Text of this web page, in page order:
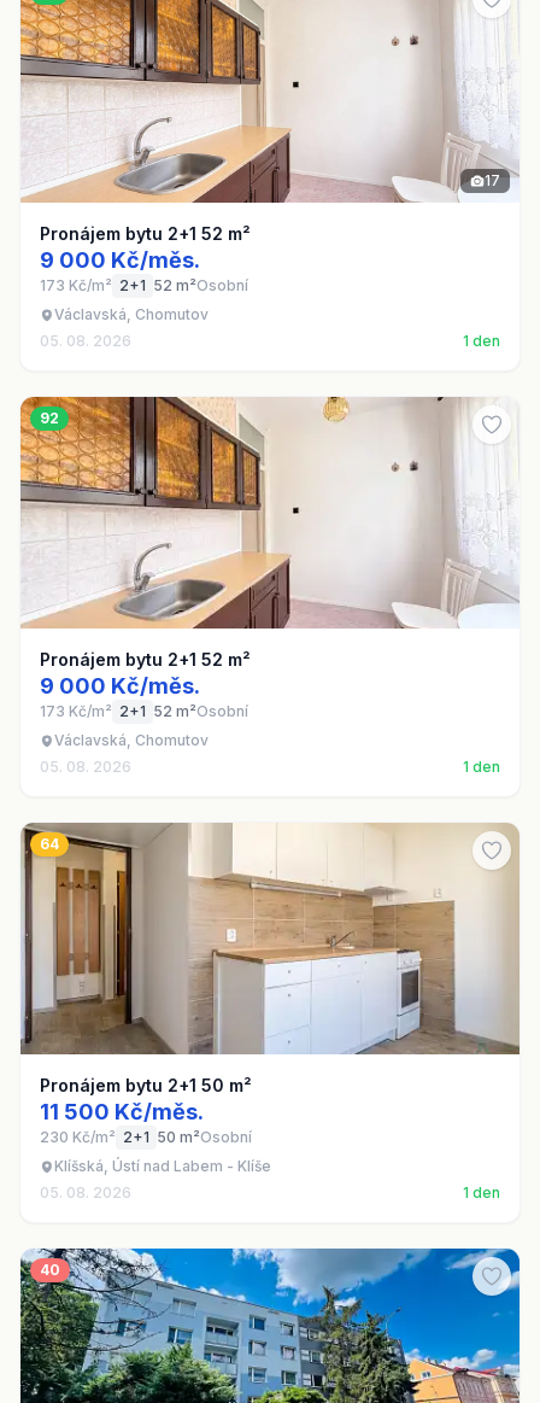
17
Pronájem bytu 2+1 52 m²
9 000 Kč/měs.
173 Kč/m² 2+1 52 m²Osobní
Václavská, Chomutov
05. 08. 2026
1 den
92
Pronájem bytu 2+1 52 m²
9 000 Kč/měs.
173 Kč/m² 2+1 52 m²Osobní
Václavská, Chomutov
05. 08. 2026
1 den
64
Pronájem bytu 2+1 50 m²
11 500 Kč/měs.
230 Kč/m² 2+1 50 m²Osobní
Klíšská, Ústí nad Labem - Klíše
05. 08. 2026
1 den
40